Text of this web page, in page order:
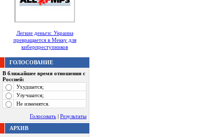
Легкие деньги: Украина
превращается в Мекку для
киберпреступников
ГОЛОСОВАНИЕ
В ближайшее время отношения с
Россией:
Ухудшатся;
Улучшатся;
Не изменятся.
Голосовать | Результаты
АРХИВ